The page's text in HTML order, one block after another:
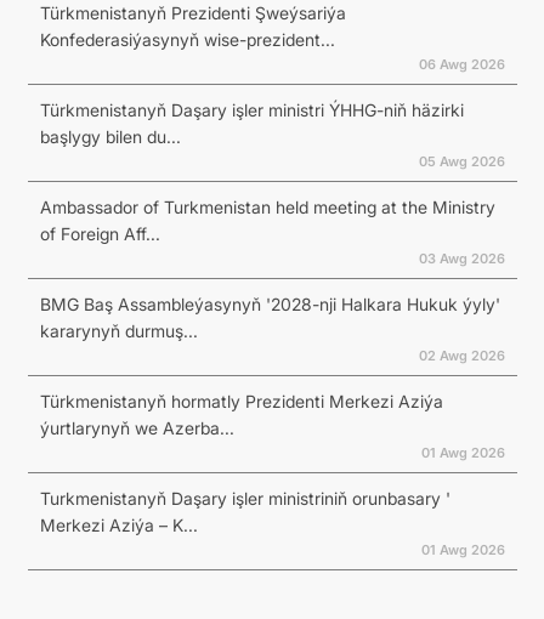
Türkmenistanyň Prezidenti Şweýsariýa
Konfederasiýasynyň wise-prezident...
06 Awg 2026
Türkmenistanyň Daşary işler ministri ÝHHG-niň häzirki
başlygy bilen du...
05 Awg 2026
Ambassador of Turkmenistan held meeting at the Ministry
of Foreign Aff...
03 Awg 2026
BMG Baş Assambleýasynyň '2028-nji Halkara Hukuk ýyly'
kararynyň durmuş...
02 Awg 2026
Türkmenistanyň hormatly Prezidenti Merkezi Aziýa
ýurtlarynyň we Azerba...
01 Awg 2026
Turkmenistanyň Daşary işler ministriniň orunbasary '
Merkezi Aziýa – K...
01 Awg 2026